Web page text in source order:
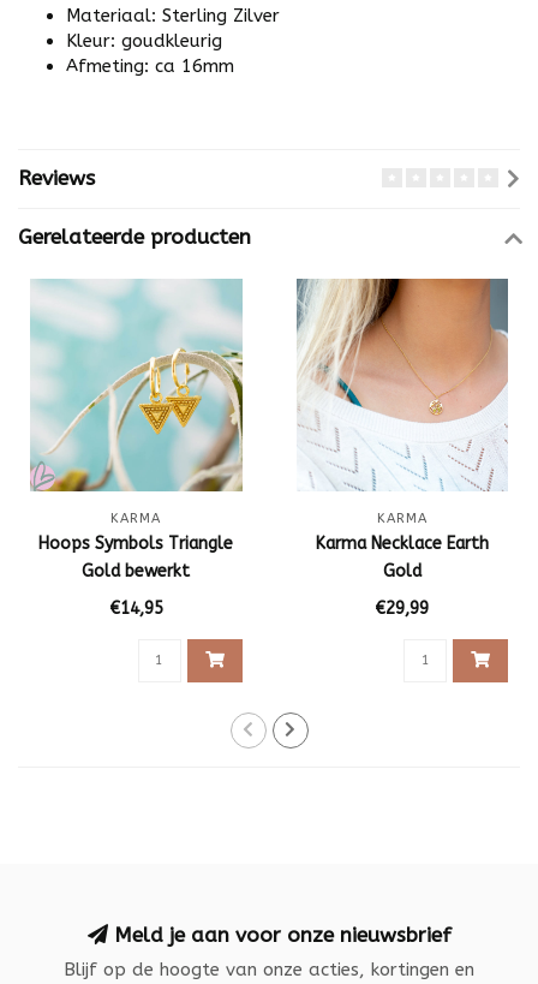
Materiaal: Sterling Zilver
Kleur: goudkleurig
Afmeting: ca 16mm
Reviews
Gerelateerde producten
KARMA
Hoops Symbols Triangle
Gold bewerkt
€14,95
KARMA
Karma Necklace Earth
Gold
€29,99
Meld je aan voor onze nieuwsbrief
Blijf op de hoogte van onze acties, kortingen en